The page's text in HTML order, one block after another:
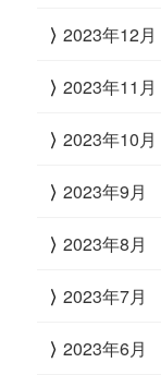
2023年12月
2023年11月
2023年10月
2023年9月
2023年8月
2023年7月
2023年6月